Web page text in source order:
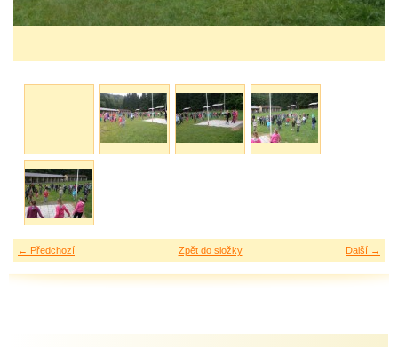
← Předchozí Další →
Zpět do složky